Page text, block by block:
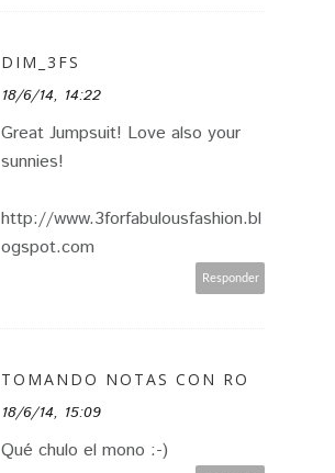
DIM_3FS
18/6/14, 14:22
Great Jumpsuit! Love also your
sunnies!
http://www.3forfabulousfashion.bl
ogspot.com
Responder
TOMANDO NOTAS CON RO
18/6/14, 15:09
Qué chulo el mono :-)